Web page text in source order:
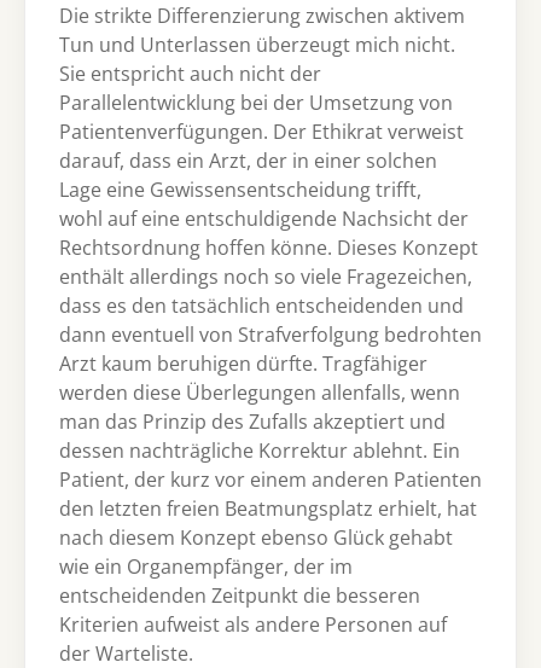
Die strikte Differenzierung zwischen aktivem
Tun und Unterlassen überzeugt mich nicht.
Sie entspricht auch nicht der
Parallelentwicklung bei der Umsetzung von
Patientenverfügungen. Der Ethikrat verweist
darauf, dass ein Arzt, der in einer solchen
Lage eine Gewissensentscheidung trifft,
wohl auf eine entschuldigende Nachsicht der
Rechtsordnung hoffen könne. Dieses Konzept
enthält allerdings noch so viele Fragezeichen,
dass es den tatsächlich entscheidenden und
dann eventuell von Strafverfolgung bedrohten
Arzt kaum beruhigen dürfte. Tragfähiger
werden diese Überlegungen allenfalls, wenn
man das Prinzip des Zufalls akzeptiert und
dessen nachträgliche Korrektur ablehnt. Ein
Patient, der kurz vor einem anderen Patienten
den letzten freien Beatmungsplatz erhielt, hat
nach diesem Konzept ebenso Glück gehabt
wie ein Organempfänger, der im
entscheidenden Zeitpunkt die besseren
Kriterien aufweist als andere Personen auf
der Warteliste.